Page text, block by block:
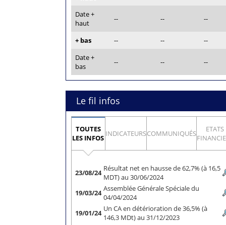
Date +
haut
-- -- --
+ bas -- --
--
Date +
bas
-- -- --
Le fil infos
TOUTES
LES INFOS INDICATEURSCOMMUNIQUÉS
ETATS
23/08/24 Résultat net en hausse de 62,7% (à 16,5
MDT) au 30/06/2024
19/03/24 Assemblée Générale Spéciale du
04/04/2024
19/01/24 Un CA en détérioration de 36,5% (à
146,3 MDt) au 31/12/2023